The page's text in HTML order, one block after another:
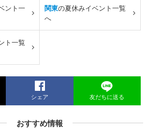
ント一
関東の夏休みイベント一覧
へ
ト一覧
シェア 友だちに送る
おすすめ情報